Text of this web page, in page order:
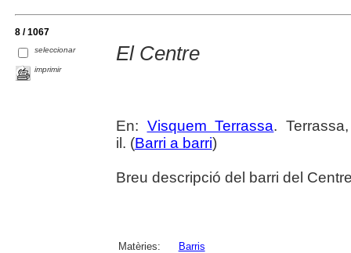
8 / 1067
seleccionar
imprimir
El Centre
En: Visquem Terrassa.
il. (Barri a barri)
Breu descripció del barri del
Matèries:
Barris